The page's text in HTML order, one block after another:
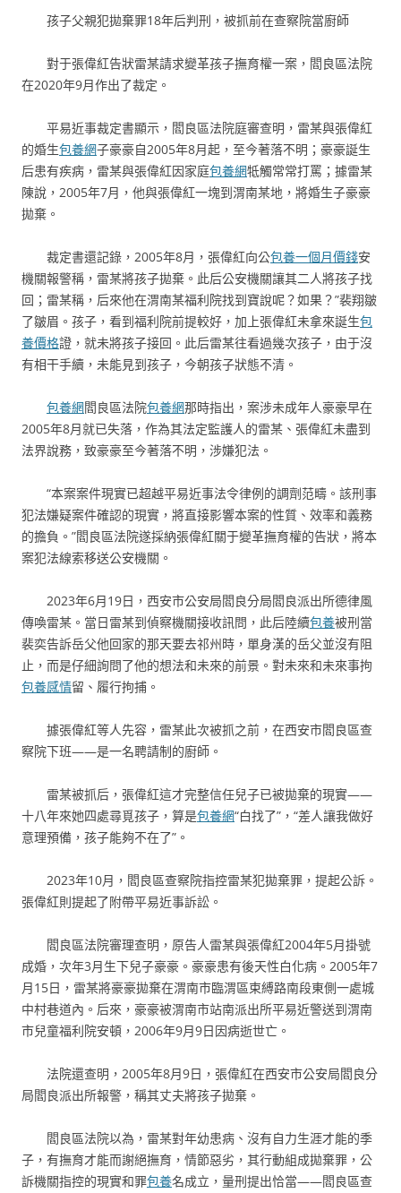
孩子父親犯拋棄罪18年后判刑，被抓前在查察院當廚師
對于張偉紅告狀雷某請求變革孩子撫育權一案，閻良區法院
在2020年9月作出了裁定。
平易近事裁定書顯示，閻良區法院庭審查明，雷某與張偉紅
的婚生包養網子豪豪自2005年8月起，至今著落不明；豪豪誕生
后患有疾病，雷某與張偉紅因家庭包養網牴觸常常打罵；據雷某
陳說，2005年7月，他與張偉紅一塊到渭南某地，將婚生子豪豪
拋棄。
裁定書還記錄，2005年8月，張偉紅向公包養一個月價錢安
機關報警稱，雷某將孩子拋棄。此后公安機關讓其二人將孩子找
回；雷某稱，后來他在渭南某福利院找到寶說呢？如果？”裴翔皺
了皺眉。孩子，看到福利院前提較好，加上張偉紅未拿來誕生包
養價格證，就未將孩子接回。此后雷某往看過幾次孩子，由于沒
有相干手續，未能見到孩子，今朝孩子狀態不清。
包養網閻良區法院包養網那時指出，案涉未成年人豪豪早在
2005年8月就已失落，作為其法定監護人的雷某、張偉紅未盡到
法界說務，致豪豪至今著落不明，涉嫌犯法。
“本案案件現實已超越平易近事法令律例的調劑范疇。該刑事
犯法嫌疑案件確認的現實，將直接影響本案的性質、效率和義務
的擔負。”閻良區法院遂採納張偉紅關于變革撫育權的告狀，將本
案犯法線索移送公安機關。
2023年6月19日，西安市公安局閻良分局閻良派出所德律風
傳喚雷某。當日雷某到偵察機關接收訊問，此后陸續包養被刑當
裴奕告訴岳父他回家的那天要去祁州時，單身漢的岳父並沒有阻
止，而是仔細詢問了他的想法和未來的前景。對未來和未來事拘
包養感情留、履行拘捕。
據張偉紅等人先容，雷某此次被抓之前，在西安市閻良區查
察院下班——是一名聘請制的廚師。
雷某被抓后，張偉紅這才完整信任兒子已被拋棄的現實——
十八年來她四處尋覓孩子，算是包養網“白找了”，“差人讓我做好
意理預備，孩子能夠不在了”。
2023年10月，閻良區查察院指控雷某犯拋棄罪，提起公訴。
張偉紅則提起了附帶平易近事訴訟。
閻良區法院審理查明，原告人雷某與張偉紅2004年5月掛號
成婚，次年3月生下兒子豪豪。豪豪患有後天性白化病。2005年7
月15日，雷某將豪豪拋棄在渭南市臨渭區束縛路南段東側一處城
中村巷道內。后來，豪豪被渭南市站南派出所平易近警送到渭南
市兒童福利院安頓，2006年9月9日因病逝世亡。
法院還查明，2005年8月9日，張偉紅在西安市公安局閻良分
局閻良派出所報警，稱其丈夫將孩子拋棄。
閻良區法院以為，雷某對年幼患病、沒有自力生涯才能的季
子，有撫育才能而謝絕撫育，情節惡劣，其行動組成拋棄罪，公
訴機關指控的現實和罪包養名成立，量刑提出恰當——閻良區查